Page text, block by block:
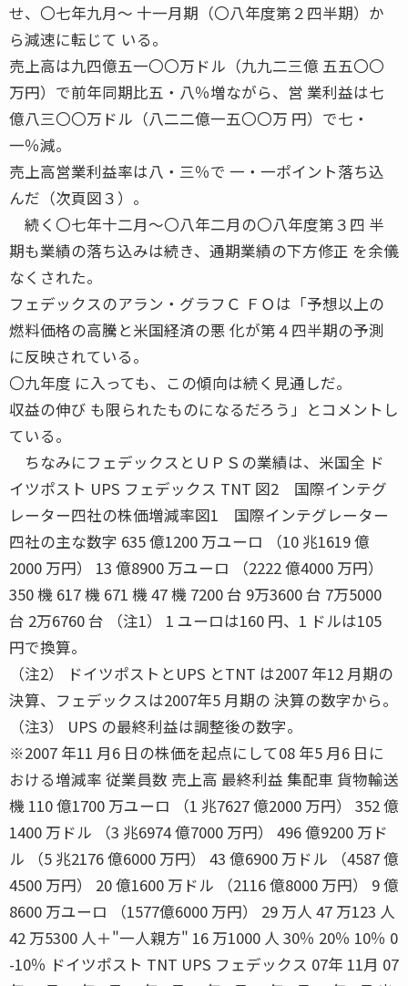
せ、〇七年九月〜 十一月期（〇八年度第２四半期）か
ら減速に転じて いる。
売上高は九四億五一〇〇万ドル（九九二三億 五五〇〇
万円）で前年同期比五・八％増ながら、営 業利益は七
億八三〇〇万ドル（八二二億一五〇〇万 円）で七・
一％減。
売上高営業利益率は八・三％で 一・一ポイント落ち込
んだ（次頁図３）。
続く〇七年十二月〜〇八年二月の〇八年度第３四 半
期も業績の落ち込みは続き、通期業績の下方修正 を余儀
なくされた。
フェデックスのアラン・グラフＣ ＦＯは「予想以上の
燃料価格の高騰と米国経済の悪 化が第４四半期の予測
に反映されている。
〇九年度 に入っても、この傾向は続く見通しだ。
収益の伸び も限られたものになるだろう」とコメントし
ている。
ちなみにフェデックスとＵＰＳの業績は、米国全 ド
イツポスト UPS フェデックス TNT 図2 国際インテグ
レーター四社の株価増減率図1 国際インテグレーター
四社の主な数字 635 億1200 万ユーロ （10 兆1619 億
2000 万円） 13 億8900 万ユーロ （2222 億4000 万円）
350 機 617 機 671 機 47 機 7200 台 9万3600 台 7万5000
台 2万6760 台 （注1） 1 ユーロは160 円、1 ドルは105
円で換算。
（注2） ドイツポストとUPS とTNT は2007 年12 月期の
決算、フェデックスは2007年5 月期の 決算の数字から。
（注3） UPS の最終利益は調整後の数字。
※2007 年11 月6 日の株価を起点にして08 年5 月6 日に
おける増減率 従業員数 売上高 最終利益 集配車 貨物輸送
機 110 億1700 万ユーロ （1 兆7627 億2000 万円） 352 億
1400 万ドル （3 兆6974 億7000 万円） 496 億9200 万ド
ル （5 兆2176 億6000 万円） 43 億6900 万ドル （4587 億
4500 万円） 20 億1600 万ドル （2116 億8000 万円） 9 億
8600 万ユーロ （1577億6000 万円） 29 万人 47 万123 人
42 万5300 人＋"一人親方" 16 万1000 人 30％ 20％ 10％ 0
-10％ ドイツポスト TNT UPS フェデックス 07年 11月 07